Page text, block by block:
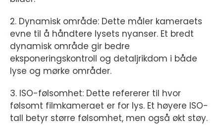
2. Dynamisk område: Dette måler kameraets
evne til å håndtere lysets nyanser. Et bredt
dynamisk område gir bedre
eksponeringskontroll og detaljrikdom i både
lyse og mørke områder.
3. ISO-følsomhet: Dette refererer til hvor
følsomt filmkameraet er for lys. Et høyere ISO-
tall betyr større følsomhet, men også økt støy.